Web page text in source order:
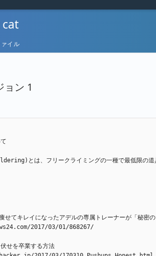
イル
ョン 1
とは、フリークライミングの一種で最低限の道
てキレイになったアデルの専属トレーナーが「秘密
2017/03/01/868267/
せを卒業する方法